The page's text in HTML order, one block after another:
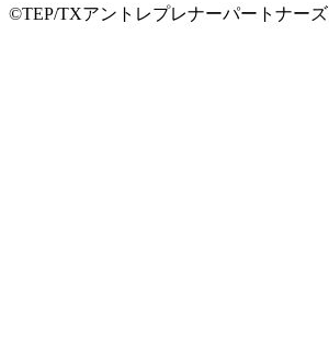
©TEP/TXアントレプレナーパートナーズ